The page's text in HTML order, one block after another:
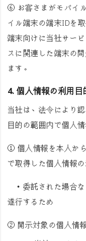
⑥ お客さまがモバイ
イル端末の端末IDを
端末向けに当社サー
スに関連した端末の
ます。
4. 個人情報の利用目
当社は、法令により
目的の範囲内で個人
① 個人情報を本人か
で取得した個人情報
・委託された場合
遂行するため
② 開示対象の個人情